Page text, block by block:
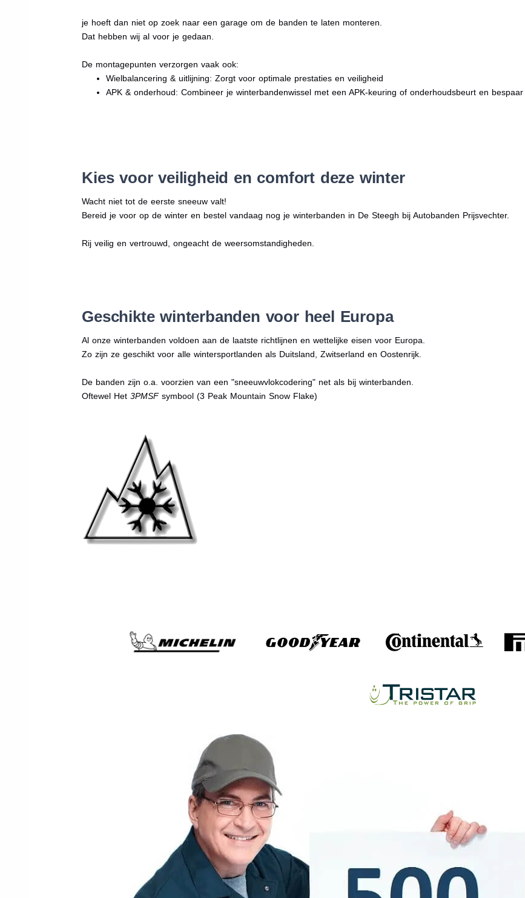
je hoeft dan niet op zoek naar een garage om de banden te laten monteren.
Dat hebben wij al voor je gedaan.
De montagepunten verzorgen vaak ook:
Wielbalancering & uitlijning: Zorgt voor optimale prestaties en veiligheid
APK & onderhoud: Combineer je winterbandenwissel met een APK-keuring of onderhoudsbeurt en bespaar
Kies voor veiligheid en comfort deze winter
Wacht niet tot de eerste sneeuw valt!
Bereid je voor op de winter en bestel vandaag nog je winterbanden in De Steegh bij Autobanden Prijsvechter.
Rij veilig en vertrouwd, ongeacht de weersomstandigheden.
Geschikte winterbanden voor heel Europa
Al onze winterbanden voldoen aan de laatste richtlijnen en wettelijke eisen voor Europa.
Zo zijn ze geschikt voor alle wintersportlanden als Duitsland, Zwitserland en Oostenrijk.
De banden zijn o.a. voorzien van een "sneeuwvlokcodering" net als bij winterbanden.
Oftewel Het3PMSFsymbool (3 Peak Mountain Snow Flake)